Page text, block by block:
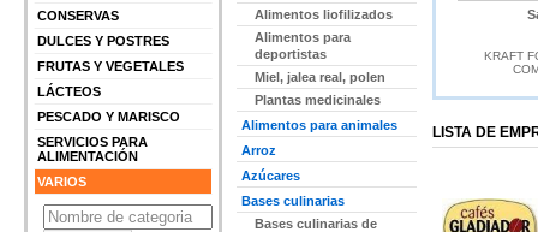
CONSERVAS
DULCES Y POSTRES
FRUTAS Y VEGETALES
LÁCTEOS
PESCADO Y MARISCO
SERVICIOS PARA
ALIMENTACIÓN
VARIOS
Alimentos liofilizados
Alimentos para
deportistas
Miel, jalea real, polen
Plantas medicinales
Alimentos para animales
Arroz
Azúcares
Bases culinarias
Bases culinarias de
KRAFT
LISTA DE